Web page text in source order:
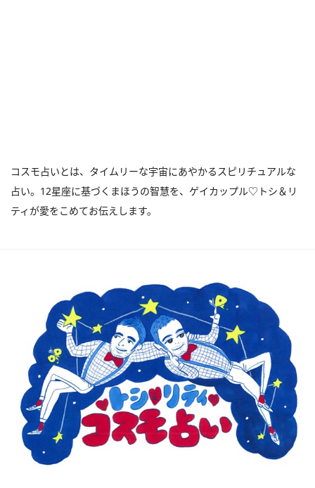
コスモ占いとは、タイムリーな宇宙にあやかるスピリチュアルな
占い。12星座に基づくまほうの智慧を、ゲイカップル♡トシ＆リ
ティが愛をこめてお伝えします。